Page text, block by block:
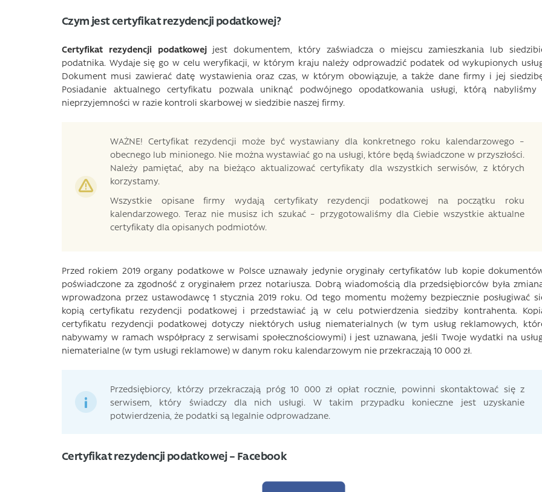
Czym jest certyfikat rezydencji podatkowej?
Certyfikat rezydencji podatkowejjest dokumentem, który zaświadcza o miejscu zamieszkania lub
podatnika. Wydaje się go w celu weryfikacji, w którym kraju należy odprowadzić podatek od wykupionych
Dokument musi zawierać datę wystawienia oraz czas, w którym obowiązuje, a także dane firmy i jej
Posiadanie aktualnego certyfikatu pozwala uniknąć podwójnego opodatkowania usługi, którą
nieprzyjemności w razie kontroli skarbowej w siedzibie naszej firmy.
WAŻNE! Certyfikat rezydencji może być wystawiany dla konkretnego roku kalendarzowego –
obecnego lub minionego. Nie można wystawiać go na usługi, które będą świadczone w przyszłości.
Należy pamiętać, aby na bieżąco aktualizować certyfikaty dla wszystkich serwisów, z których
korzystamy.
Wszystkie opisane firmy wydają certyfikaty rezydencji podatkowej na początku roku
kalendarzowego. Teraz nie musisz ich szukać – przygotowaliśmy dla Ciebie wszystkie aktualne
certyfikaty dla opisanych podmiotów.
Przed rokiem 2019 organy podatkowe w Polsce uznawały jedynie oryginały certyfikatów lub kopie
poświadczone za zgodność z oryginałem przez notariusza. Dobrą wiadomością dla przedsiębiorców była
wprowadzona przez ustawodawcę 1 stycznia 2019 roku. Od tego momentu możemy bezpiecznie posługiwać
kopią certyfikatu rezydencji podatkowej i przedstawiać ją w celu potwierdzenia siedziby kontrahenta.
certyfikatu rezydencji podatkowej dotyczy niektórych usług niematerialnych (w tym usług reklamowych,
nabywamy w ramach współpracy z serwisami społecznościowymi) i jest uznawana, jeśli Twoje wydatki na
niematerialne (w tym usługi reklamowe) w danym roku kalendarzowym nie przekraczają 10 000 zł.
Przedsiębiorcy, którzy przekraczają próg 10 000 zł opłat rocznie, powinni skontaktować się z
serwisem, który świadczy dla nich usługi. W takim przypadku konieczne jest uzyskanie
potwierdzenia, że podatki są legalnie odprowadzane.
Certyfikat rezydencji podatkowej – Facebook